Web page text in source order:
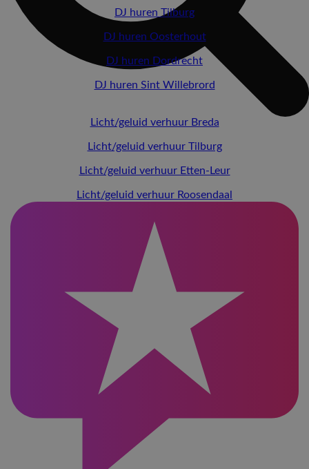
DJ huren Tilburg
DJ huren Oosterhout
DJ huren Dordrecht
DJ huren Sint Willebrord
Licht/geluid verhuur Breda
Licht/geluid verhuur Tilburg
Licht/geluid verhuur Etten-Leur
Licht/geluid verhuur Roosendaal